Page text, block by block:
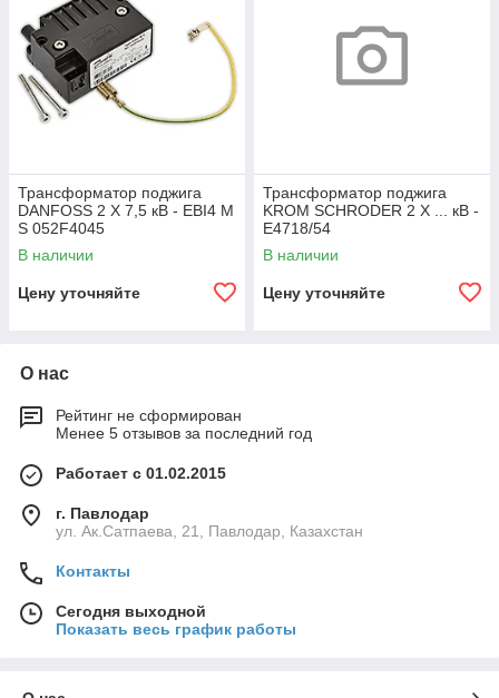
Трансформатор поджига
DANFOSS 2 X 7,5 кВ - EBI4 M
S 052F4045
В наличии
Цену уточняйте
Трансформатор поджига
KROM SCHRODER 2 X ... кВ -
E4718/54
В наличии
Цену уточняйте
О нас
Рейтинг не сформирован
Менее 5 отзывов за последний год
Работает с 01.02.2015
г. Павлодар
ул. Ак.Сатпаева, 21, Павлодар, Казахстан
Контакты
Сегодня выходной
Показать весь график работы